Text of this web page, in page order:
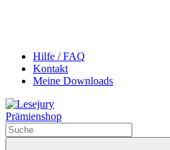
Hilfe / FAQ
Kontakt
Meine Downloads
Prämienshop